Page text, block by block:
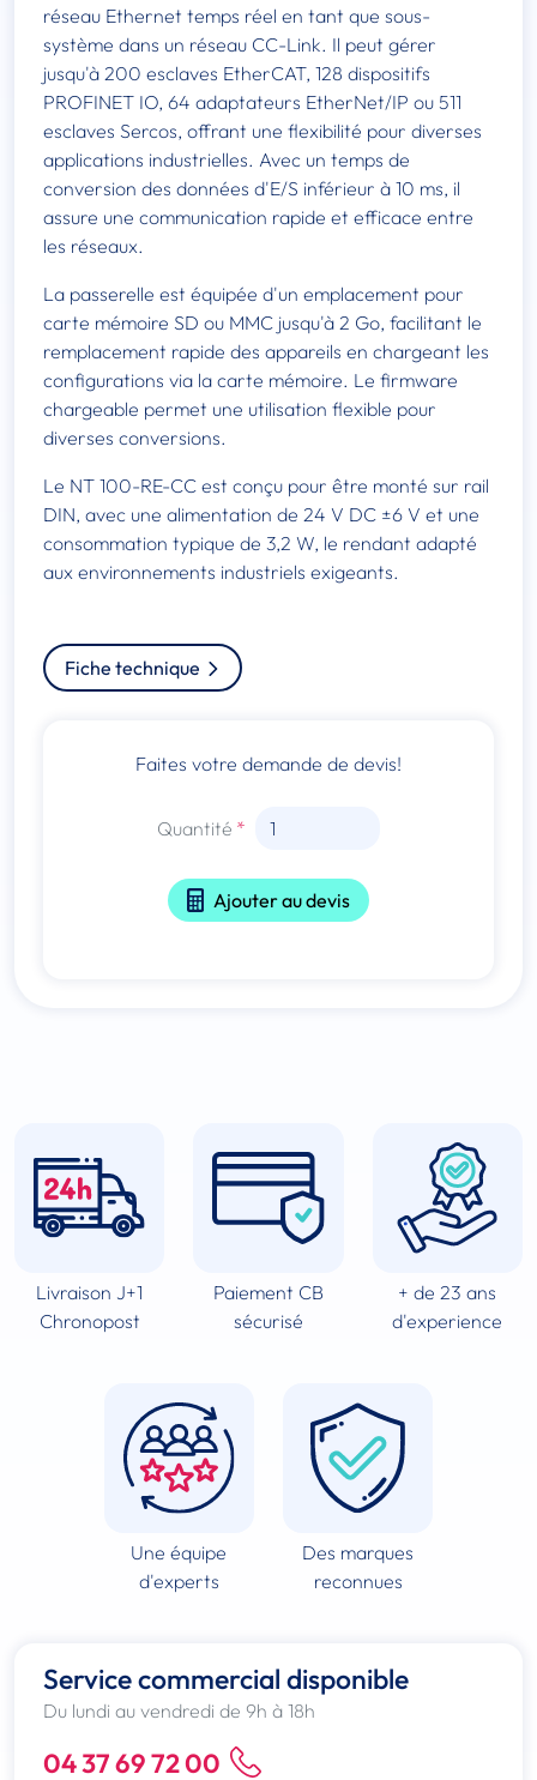
réseau Ethernet temps réel en tant que sous-
système dans un réseau CC-Link. Il peut gérer
jusqu'à 200 esclaves EtherCAT, 128 dispositifs
PROFINET IO, 64 adaptateurs EtherNet/IP ou 511
esclaves Sercos, offrant une flexibilité pour diverses
applications industrielles. Avec un temps de
conversion des données d'E/S inférieur à 10 ms, il
assure une communication rapide et efficace entre
les réseaux. ​
La passerelle est équipée d'un emplacement pour
carte mémoire SD ou MMC jusqu'à 2 Go, facilitant le
remplacement rapide des appareils en chargeant les
configurations via la carte mémoire. Le firmware
chargeable permet une utilisation flexible pour
diverses conversions.
Le NT 100-RE-CC est conçu pour être monté sur rail
DIN, avec une alimentation de 24 V DC ±6 V et une
consommation typique de 3,2 W, le rendant adapté
aux environnements industriels exigeants. ​
Fiche technique
Faites votre demande de devis!
Quantité
Ajouter au devis
Livraison J+1
Chronopost
Paiement CB
sécurisé
+ de 23 ans
d'experience
Une équipe
d'experts
Des marques
reconnues
Service commercial disponible
Du lundi au vendredi de 9h à 18h
04 37 69 72 00